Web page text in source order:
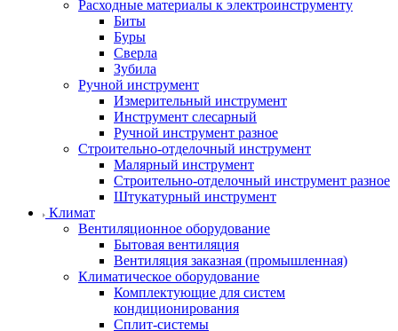
Расходные материалы к электроинструменту
Биты
Буры
Сверла
Зубила
Ручной инструмент
Измерительный инструмент
Инструмент слесарный
Ручной инструмент разное
Строительно-отделочный инструмент
Малярный инструмент
Строительно-отделочный инструмент разное
Штукатурный инструмент
Климат
Вентиляционное оборудование
Бытовая вентиляция
Вентиляция заказная (промышленная)
Климатическое оборудование
Комплектующие для систем
кондиционирования
Сплит-системы